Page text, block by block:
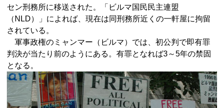
セン刑務所に移送された。「ビルマ国民民主連盟
（NLD）」によれば、現在は同刑務所近くの一軒屋に拘留
されている。
軍事政権のミャンマー（ビルマ）では、初公判で即有罪
判決が当たり前のようにある。有罪となれば3～5年の禁固
となる。